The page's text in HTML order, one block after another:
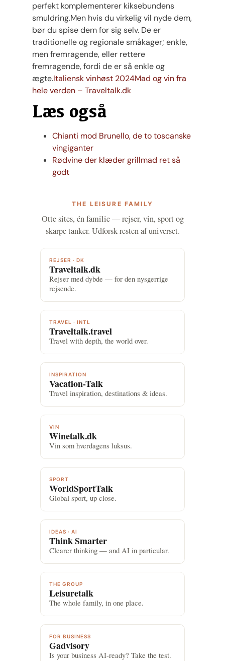
perfekt komplementerer kiksebundens
smuldring.Men hvis du virkelig vil nyde dem,
bør du spise dem for sig selv. De er
traditionelle og regionale småkager; enkle,
men fremragende, eller rettere
fremragende, fordi de er så enkle og
ægte.Italiensk vinhøst 2024Mad og vin fra
hele verden – Traveltalk.dk
Læs også
Chianti mod Brunello, de to toscanske
vingiganter
Rødvine der klæder grillmad ret så
godt
THE LEISURE FAMILY
Otte sites, én familie — rejser, vin, sport og
skarpe tanker. Udforsk resten af universet.
REJSER · DK
Traveltalk.dk
Rejser med dybde — for den nysgerrige
rejsende.
TRAVEL · INTL
Traveltalk.travel
Travel with depth, the world over.
INSPIRATION
Vacation-Talk
Travel inspiration, destinations & ideas.
VIN
Winetalk.dk
Vin som hverdagens luksus.
SPORT
WorldSportTalk
Global sport, up close.
IDEAS · AI
Think Smarter
Clearer thinking — and AI in particular.
THE GROUP
Leisuretalk
The whole family, in one place.
FOR BUSINESS
Gadvisory
Is your business AI-ready? Take the test.